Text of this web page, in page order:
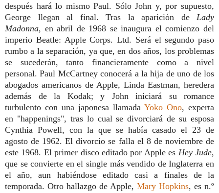
después hará lo mismo Paul. Sólo John y, por supuesto,
George llegan al final. Tras la aparición de Lady
Madonna, en abril de 1968 se inaugura el comienzo del
imperio Beatle: Apple Corps. Ltd. Será el segundo paso
rumbo a la separación, ya que, en dos años, los problemas
se sucederán, tanto financieramente como a nivel
personal. Paul McCartney conocerá a la hija de uno de los
abogados americanos de Apple, Linda Eastman, heredera
además de la Kodak; y John iniciará su romance
turbulento con una japonesa llamada Yoko Ono, experta
en "happenings", tras lo cual se divorciará de su esposa
Cynthia Powell, con la que se había casado el 23 de
agosto de 1962. El divorcio se falla el 8 de noviembre de
este 1968. El primer disco editado por Apple es Hey Jude,
que se convierte en el single más vendido de Inglaterra en
el año, aun habiéndose editado casi a finales de la
temporada. Otro hallazgo de Apple, Mary Hopkins, es n.º